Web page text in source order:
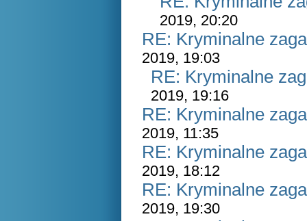
2019, 20:20
RE: Kryminalne
2019, 19:03
RE: Kryminalne
2019, 19:16
RE: Kryminalne
2019, 11:35
RE: Kryminalne
2019, 18:12
RE: Kryminalne
2019, 19:30